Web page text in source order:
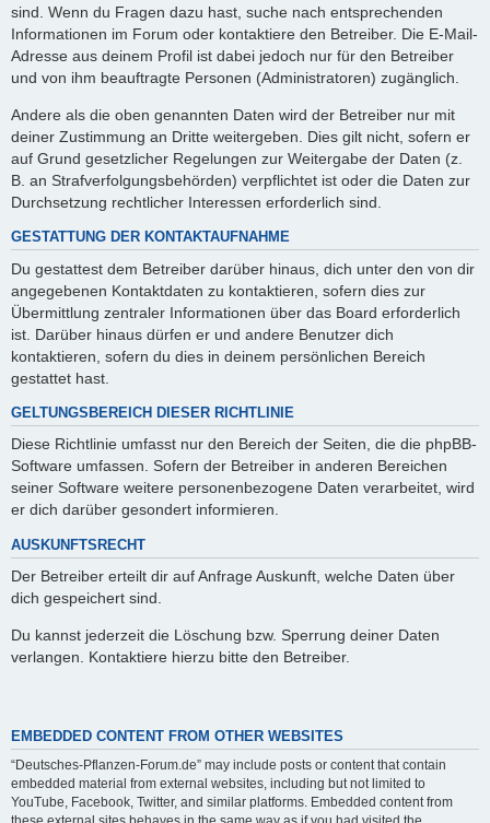
sind. Wenn du Fragen dazu hast, suche nach entsprechenden
Informationen im Forum oder kontaktiere den Betreiber. Die E-Mail-
Adresse aus deinem Profil ist dabei jedoch nur für den Betreiber
und von ihm beauftragte Personen (Administratoren) zugänglich.
Andere als die oben genannten Daten wird der Betreiber nur mit
deiner Zustimmung an Dritte weitergeben. Dies gilt nicht, sofern er
auf Grund gesetzlicher Regelungen zur Weitergabe der Daten (z.
B. an Strafverfolgungsbehörden) verpflichtet ist oder die Daten zur
Durchsetzung rechtlicher Interessen erforderlich sind.
GESTATTUNG DER KONTAKTAUFNAHME
Du gestattest dem Betreiber darüber hinaus, dich unter den von dir
angegebenen Kontaktdaten zu kontaktieren, sofern dies zur
Übermittlung zentraler Informationen über das Board erforderlich
ist. Darüber hinaus dürfen er und andere Benutzer dich
kontaktieren, sofern du dies in deinem persönlichen Bereich
gestattet hast.
GELTUNGSBEREICH DIESER RICHTLINIE
Diese Richtlinie umfasst nur den Bereich der Seiten, die die phpBB-
Software umfassen. Sofern der Betreiber in anderen Bereichen
seiner Software weitere personenbezogene Daten verarbeitet, wird
er dich darüber gesondert informieren.
AUSKUNFTSRECHT
Der Betreiber erteilt dir auf Anfrage Auskunft, welche Daten über
dich gespeichert sind.
Du kannst jederzeit die Löschung bzw. Sperrung deiner Daten
verlangen. Kontaktiere hierzu bitte den Betreiber.
EMBEDDED CONTENT FROM OTHER WEBSITES
“Deutsches-Pflanzen-Forum.de” may include posts or content that contain
embedded material from external websites, including but not limited to
YouTube, Facebook, Twitter, and similar platforms. Embedded content from